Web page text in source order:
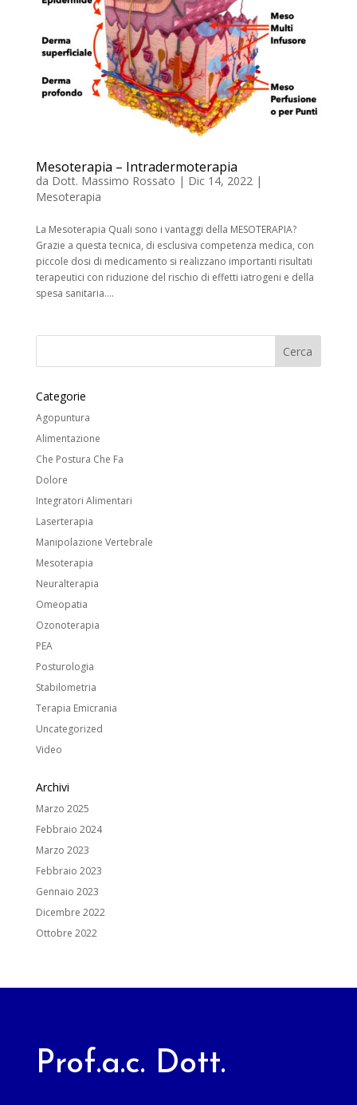
Mesoterapia – Intradermoterapia
da Dott. Massimo Rossato | Dic 14, 2022|
Mesoterapia
La Mesoterapia Quali sono i vantaggi della MESOTERAPIA?
Grazie a questa tecnica, di esclusiva competenza medica, con
piccole dosi di medicamento si realizzano importanti risultati
terapeutici con riduzione del rischio di effetti iatrogeni e della
spesa sanitaria....
Categorie
Agopuntura
Alimentazione
Che Postura Che Fa
Dolore
Integratori Alimentari
Laserterapia
Manipolazione Vertebrale
Mesoterapia
Neuralterapia
Omeopatia
Ozonoterapia
PEA
Posturologia
Stabilometria
Terapia Emicrania
Uncategorized
Video
Archivi
Marzo 2025
Febbraio 2024
Marzo 2023
Febbraio 2023
Gennaio 2023
Dicembre 2022
Ottobre 2022
Prof.a.c. Dott.